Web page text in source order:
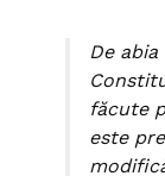
De abia
făcute
este